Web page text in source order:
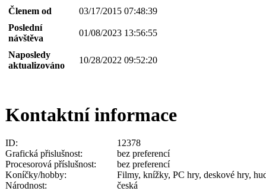
Členem od
03/17/2015 07:48:39
Poslední
návštěva
01/08/2023 13:56:55
Naposledy
aktualizováno
10/28/2022 09:52:20
Kontaktní informace
ID:
12378
Grafická přislušnost:
bez preferencí
Procesorová příslušnost:
bez preferencí
Koníčky/hobby:
Filmy, knížky, PC hry, deskové hry,
Národnost:
česká